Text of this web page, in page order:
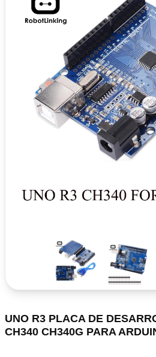
el, yo lo que voy hacer es
página web, solo que lo haré si
este post en tus redes y si te
Por ahora sigue te dejo mas
humedad para que sigas
comprender aun mejor como es
increíbles dispositivos.